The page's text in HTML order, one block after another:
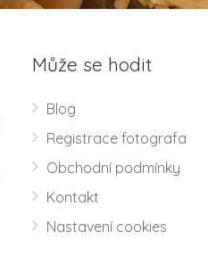
Může se hodit
Blog
Registrace fotografa
Obchodní podmínky
Kontakt
Nastavení cookies